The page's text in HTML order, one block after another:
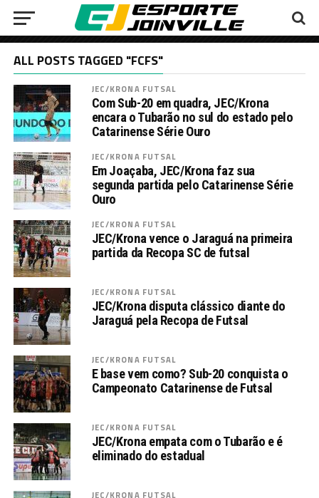
ALL POSTS TAGGED "FCFS"
JEC/KRONA FUTSAL
Com Sub-20 em quadra, JEC/Krona
encara o Tubarão no sul do estado pelo
Catarinense Série Ouro
JEC/KRONA FUTSAL
Em Joaçaba, JEC/Krona faz sua
segunda partida pelo Catarinense Série
Ouro
JEC/KRONA FUTSAL
JEC/Krona vence o Jaraguá na primeira
partida da Recopa SC de futsal
JEC/KRONA FUTSAL
JEC/Krona disputa clássico diante do
Jaraguá pela Recopa de Futsal
JEC/KRONA FUTSAL
E base vem como? Sub-20 conquista o
Campeonato Catarinense de Futsal
JEC/KRONA FUTSAL
JEC/Krona empata com o Tubarão e é
eliminado do estadual
JEC/KRONA FUTSAL